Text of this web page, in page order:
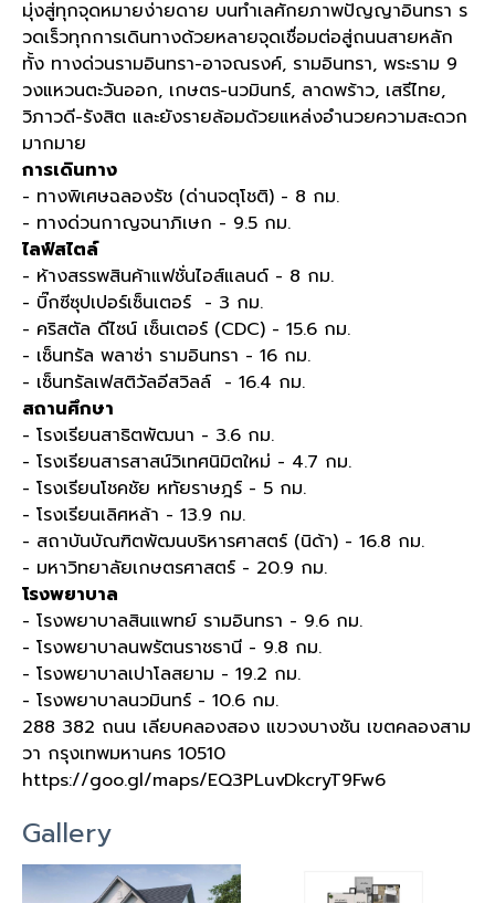
มุ่งสู่ทุกจุดหมายง่ายดาย บนทำเลศักยภาพปัญญาอินทรา ร
วดเร็วทุกการเดินทางด้วยหลายจุดเชื่อมต่อสู่ถนนสายหลัก
ทั้ง ทางด่วนรามอินทรา-อาจณรงค์, รามอินทรา, พระราม 9
วงแหวนตะวันออก, เกษตร-นวมินทร์, ลาดพร้าว, เสรีไทย,
วิภาวดี-รังสิต และยังรายล้อมด้วยแหล่งอำนวยความสะดวก
มากมาย
การเดินทาง
- ทางพิเศษฉลองรัช (ด่านจตุโชติ) - 8 กม.
- ทางด่วนกาญจนาภิเษก - 9.5 กม.
ไลฟ์สไตล์
- ห้างสรรพสินค้าแฟชั่นไอส์แลนด์ - 8 กม.
- บิ๊กซีซุปเปอร์เซ็นเตอร์ - 3 กม.
- คริสตัล ดีไซน์ เซ็นเตอร์ (CDC) - 15.6 กม.
- เซ็นทรัล พลาซ่า รามอินทรา - 16 กม.
- เซ็นทรัลเฟสติวัลอีสวิลล์​ - 16.4 กม.
สถานศึกษา
- โรงเรียนสาธิตพัฒนา - 3.6 กม.
- โรงเรียนสารสาสน์วิเทศนิมิตใหม่ - 4.7 กม.
- โรงเรียนโชคชัย หทัยราษฎร์ - 5 กม.
- โรงเรียนเลิศหล้า - 13.9 กม.
- สถาบันบัณฑิตพัฒนบริหารศาสตร์ (นิด้า) - 16.8 กม.
- มหาวิทยาลัยเกษตรศาสตร์ - 20.9 กม.
โรงพยาบาล
- โรงพยาบาลสินแพทย์ รามอินทรา - 9.6 กม.
- โรงพยาบาลนพรัตนราชธานี - 9.8 กม.
- โรงพยาบาลเปาโลสยาม - 19.2 กม.
- โรงพยาบาลนวมินทร์ - 10.6 กม.
288 382 ถนน เลียบคลองสอง แขวงบางชัน เขตคลองสาม
วา กรุงเทพมหานคร 10510
https://goo.gl/maps/EQ3PLuvDkcryT9Fw6
Gallery